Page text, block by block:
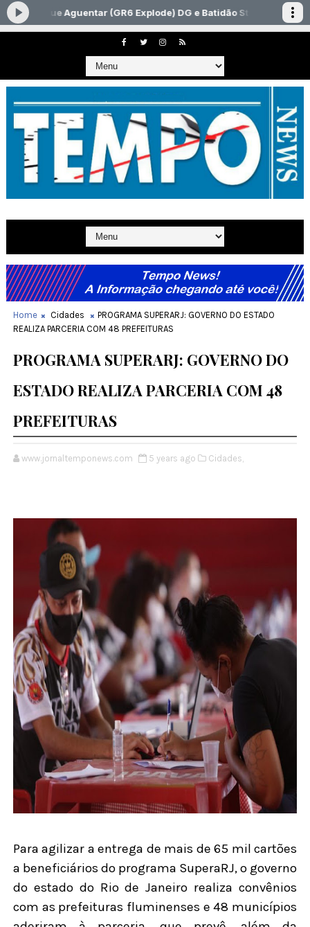
Home Cidades
PROGRAMA SUPERARJ: GOVERNO DO ESTADO
REALIZA PARCERIA COM 48 PREFEITURAS
PROGRAMA SUPERARJ: GOVERNO DO
ESTADO REALIZA PARCERIA COM 48
PREFEITURAS
www.jornaltemponews.com 5 years ago Cidades,
Para agilizar a entrega de mais de 65 mil cartões
a beneficiários do programa SuperaRJ, o governo
do estado do Rio de Janeiro realiza convênios
com as prefeituras fluminenses e 48 municípios